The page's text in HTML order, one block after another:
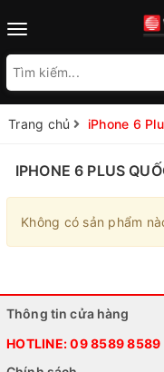
Toggle
Trang chủ iPhone 6
Không có sản phẩm
Thông tin cửa hàng
HOTLINE:09 8589 8589